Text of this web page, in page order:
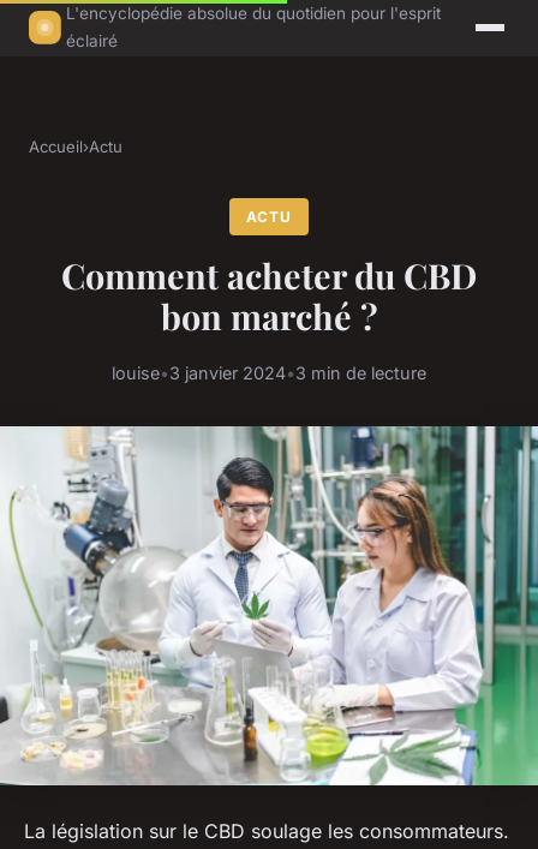
L'encyclopédie absolue du quotidien pour l'esprit
éclairé
Accueil›Actu
ACTU
Comment acheter du CBD
bon marché ?
louise•3 janvier 2024•3 min de lecture
La législation sur le CBD soulage les consommateurs.